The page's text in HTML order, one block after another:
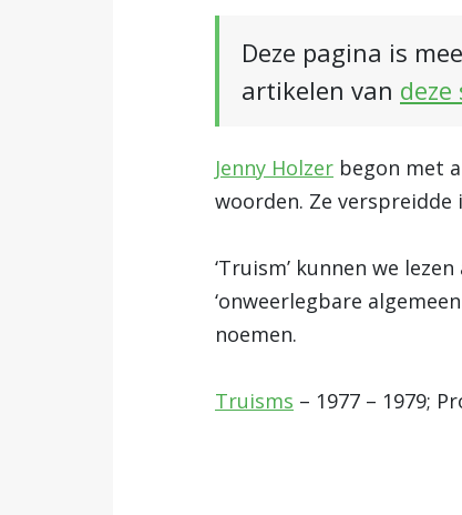
Deze pagina is
artikelen van deze
Jenny Holzer begon met
woorden. Ze verspreidde
‘Truism’ kunnen we
‘onweerlegbare
noemen.
Truisms – 1977 – 1979;